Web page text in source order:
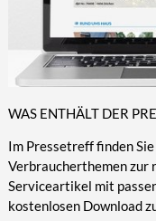
WAS ENTHÄLT DER
Im Pressetreff finden
Verbraucherthemen zur
Serviceartikel mit
kostenlosen Download